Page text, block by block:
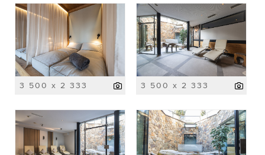
3 500 x 2 333 3 500 x 2 333